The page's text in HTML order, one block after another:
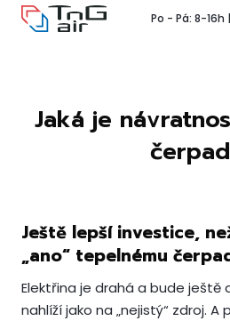
Po - Pá: 8-16h
Jaká je
Ještě lepší investice,
„ano“ tepelnému
Elektřina je drahá a bude ještě
nahlíží jako na „nejistý“ zdroj.